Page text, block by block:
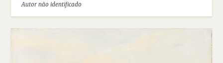
Autor não identificado